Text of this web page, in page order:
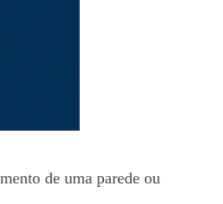
de uma parede ou